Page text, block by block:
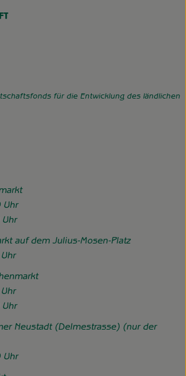
für die Entwicklung des ländlichen
Uhr
auf dem Julius-Mosen-Platz
Neustadt (Delmestrasse) (nur der